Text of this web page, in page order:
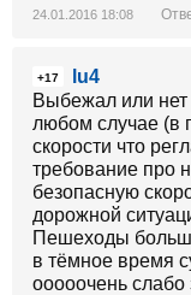
24.01.2016 18:08
+17
lu4
Выбежал или нет
любом случае (в
скорости что
требование про
безопасную
дорожной
Пешеходы
в тёмное время
ооооочень слабо